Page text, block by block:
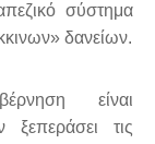
σύστημα
δανείων.
είναι
ξεπεράσει τις